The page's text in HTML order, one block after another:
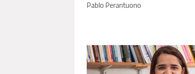
Pablo Perantuono